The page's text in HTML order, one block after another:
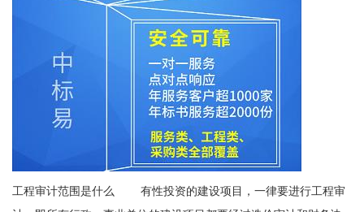
工程审计范围是什么 有性投资的建设项目，一律要进行工程审